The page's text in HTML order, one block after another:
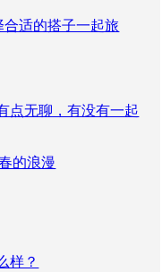
合适的搭子一起旅
点无聊，有没有一起
的浪漫
样？